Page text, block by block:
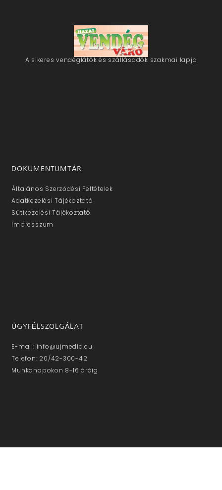
A sikeres vendéglátók és szállásadók szakmai lapja
DOKUMENTUMTÁR
Általános Szerződési Feltételek
Adatkezelési Tájékoztató
Sütikezelési Tájékoztató
Impresszum
ÜGYFÉLSZOLGÁLAT
E-mail: info@ujmedia.eu
Telefon: 20/42-300-42
Munkanapokon 8-16 óráig